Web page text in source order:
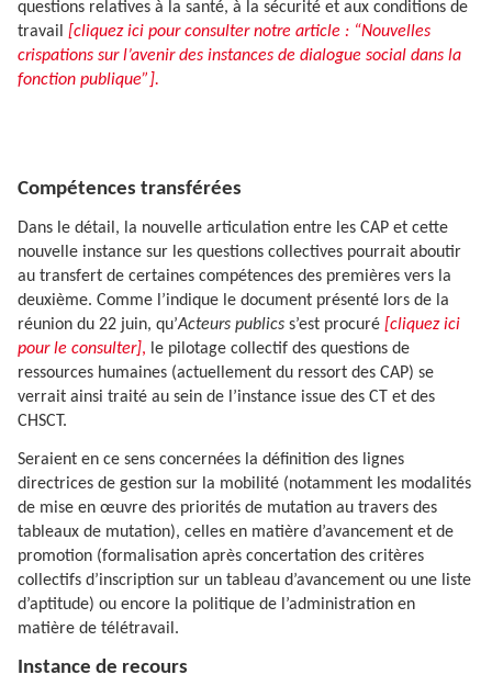
questions relatives à la santé, à la sécurité et aux conditions de
travail [cliquez ici pour consulter notre article : “Nouvelles
crispations sur l’avenir des instances de dialogue social dans la
fonction publique”].
Compétences transférées
Dans le détail, la nouvelle articulation entre les CAP et cette
nouvelle instance sur les questions collectives pourrait aboutir
au transfert de certaines compétences des premières vers la
deuxième. Comme l’indique le document présenté lors de la
réunion du 22 juin, qu’Acteurs publics s’est procuré [cliquez ici
pour le consulter], le pilotage collectif des questions de
ressources humaines (actuellement du ressort des CAP) se
verrait ainsi traité au sein de l’instance issue des CT et des
CHSCT.
Seraient en ce sens concernées la définition des lignes
directrices de gestion sur la mobilité (notamment les modalités
de mise en œuvre des priorités de mutation au travers des
tableaux de mutation), celles en matière d’avancement et de
promotion (formalisation après concertation des critères
collectifs d’inscription sur un tableau d’avancement ou une liste
d’aptitude) ou encore la politique de l’administration en
matière de télétravail.
Instance de recours